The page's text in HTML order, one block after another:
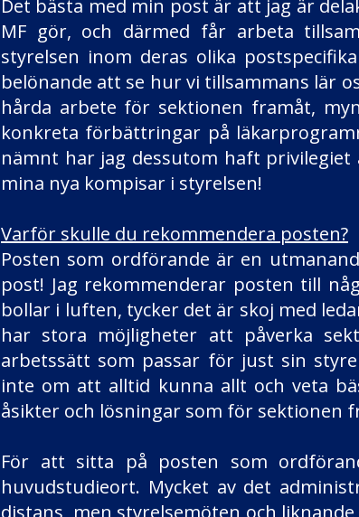
Det bästa med min post är att jag är
MF gör, och därmed får arbeta
styrelsen inom deras olika
belönande att se hur vi tillsammans lär
hårda arbete för sektionen framåt,
konkreta förbättringar på
nämnt har jag dessutom haft
mina nya kompisar i styrelsen!
Varför skulle du rekommendera posten?
Posten som ordförande är en
post! Jag rekommenderar posten till
bollar i luften, tycker det är skoj med
har stora möjligheter att påverka
arbetssätt som passar för just sin
inte om att alltid kunna allt och veta
åsikter och lösningar som för sektionen
För att sitta på posten som
huvudstudieort. Mycket av det
distans, men styrelsemöten och